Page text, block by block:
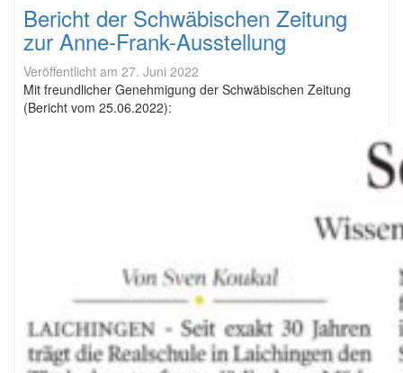
Bericht der Schwäbischen Zeitung
zur Anne-Frank-Ausstellung
Veröffentlicht am 27. Juni 2022
Mit freundlicher Genehmigung der Schwäbischen Zeitung
(Bericht vom 25.06.2022):